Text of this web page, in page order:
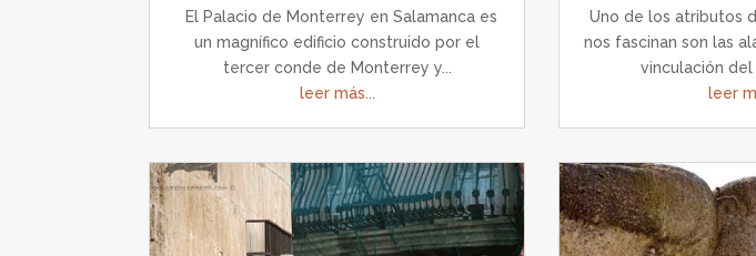
El Palacio de Monterrey en Salamanca es
un magnífico edificio construido por el
tercer conde de Monterrey y...
leer más...
Uno de los atributos
nos fascinan son las
vinculación del
leer